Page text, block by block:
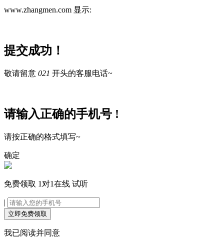
www.zhangmen.com 显示:
提交成功！
敬请留意 021 开头的客服电话~
请输入正确的手机号 !
请按正确的格式填写~
确定
免费领取 1对1在线 试听
|
立即免费领取
我已阅读并同意